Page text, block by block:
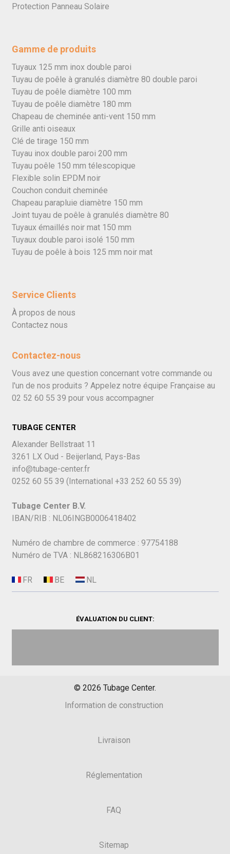
Protection Panneau Solaire
Gamme de produits
Tuyaux 125 mm inox double paroi
Tuyau de poêle à granulés diamètre 80 double paroi
Tuyau de poêle diamètre 100 mm
Tuyau de poêle diamètre 180 mm
Chapeau de cheminée anti-vent 150 mm
Grille anti oiseaux
Clé de tirage 150 mm
Tuyau inox double paroi 200 mm
Tuyau poêle 150 mm télescopique
Flexible solin EPDM noir
Couchon conduit cheminée
Chapeau parapluie diamètre 150 mm
Joint tuyau de poêle à granulés diamètre 80
Tuyaux émaillés noir mat 150 mm
Tuyaux double paroi isolé 150 mm
Tuyau de poêle à bois 125 mm noir mat
Service Clients
À propos de nous
Contactez nous
Contactez-nous
Vous avez une question concernant votre commande ou
l'un de nos produits ? Appelez notre équipe Française au
02 52 60 55 39 pour vous accompagner
TUBAGE CENTER
Alexander Bellstraat 11
3261 LX Oud - Beijerland, Pays-Bas
info@tubage-center.fr
0252 60 55 39 (International +33 252 60 55 39)
Tubage Center B.V.
IBAN/RIB : NL06INGB0006418402
Numéro de chambre de commerce : 97754188
Numéro de TVA : NL868216306B01
ÉVALUATION DU CLIENT:
© 2026 Tubage Center.
Information de construction
Livraison
Réglementation
FAQ
Sitemap